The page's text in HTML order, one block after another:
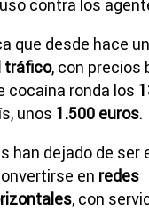
contra los
que desde hace
tráfico, con precios
cocaína ronda los
unos 1.500 euros.
han dejado de
en redes
, con